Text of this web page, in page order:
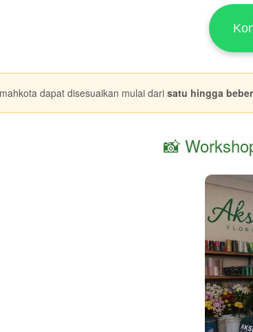
dapat disesuaikan mulai dari satu hingga
📸